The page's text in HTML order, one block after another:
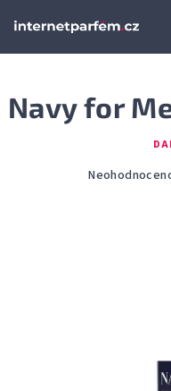
Navy for
Průměrné